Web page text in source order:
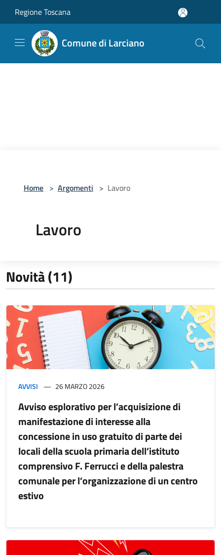
Regione Toscana
Comune di Larciano
Home > Argomenti > Lavoro
Lavoro
Novità (11)
AVVISI 26 MARZO 2026
Avviso esplorativo per l’acquisizione di
manifestazione di interesse alla
concessione in uso gratuito di parte dei
locali della scuola primaria dell’istituto
comprensivo F. Ferrucci e della palestra
comunale per l’organizzazione di un centro
estivo